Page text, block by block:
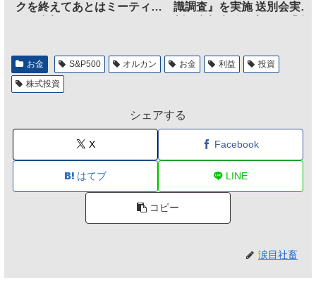
クを終えてあとはミーティン
識調査』を実施 送別会実施
お金 S&P500 オルカン お金 利益
投資
株式投資
シェアする
X Facebook
はてブ LINE
コピー
涙目社畜